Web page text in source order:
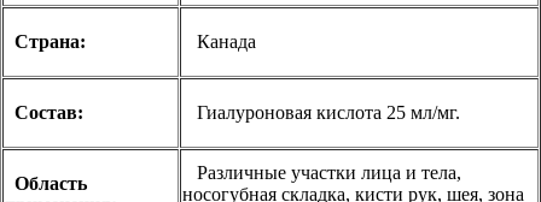
Страна: Канада
Состав: Гиалуроновая кислота 25 мл/мг.
Область
Различные участки лица и тела,
носогубная складка, кисти рук, шея, зона